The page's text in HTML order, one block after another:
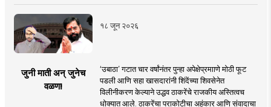
१८ जून २०२६
जुनी माती अन् जुनेच
वळण!
‘उबाठा’ गटात चार वर्षांनंतर पुन्हा अपेक्षेप्रमााणे मोठी फूट
पडली आणि सहा खासदारांनी शिंदेंच्या शिवसेनेत
विलीनीकरण केल्याने उद्धव ठाकरेंचे राजकीय अस्तित्वच
धोक्यात आले. ठाकरेंचा पराकोटीचा अहंकार आणि संवादाचा